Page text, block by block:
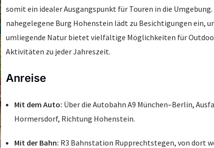
somit ein idealer Ausgangspunkt für Touren in die Umgebung.
nahegelegene Burg Hohenstein lädt zu Besichtigungen ein,
umliegende Natur bietet vielfältige Möglichkeiten für
Aktivitäten zu jeder Jahreszeit.
Anreise
Mit dem Auto: Über die Autobahn A9 München–Berlin,
Hormersdorf, Richtung Hohenstein.
Mit der Bahn: R3 Bahnstation Rupprechtstegen, von dort